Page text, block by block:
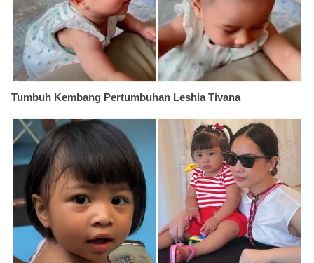
Tumbuh Kembang Pertumbuhan Leshia Tivana